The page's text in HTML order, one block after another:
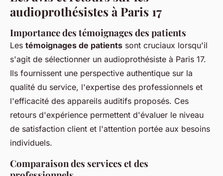
audioprothésistes à Paris 17
Importance des témoignages des patients
Les témoignages de patients sont cruciaux lorsqu'il
s'agit de sélectionner un audioprothésiste à Paris 17.
Ils fournissent une perspective authentique sur la
qualité du service, l'expertise des professionnels et
l'efficacité des appareils auditifs proposés. Ces
retours d'expérience permettent d'évaluer le niveau
de satisfaction client et l'attention portée aux besoins
individuels.
Comparaison des services et des